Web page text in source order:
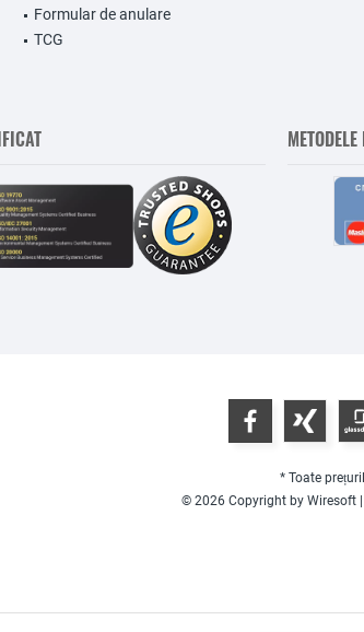
Formular de anulare
TCG
* Toate
© 2026 Copyright by Wiresoft